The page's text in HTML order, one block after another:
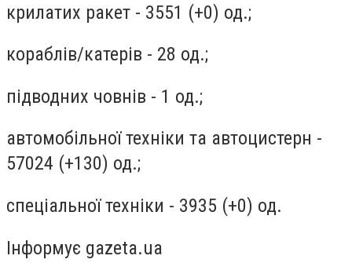
крилатих ракет - 3551 (+0) од.;
кораблів/катерів - 28 од.;
підводних човнів - 1 од.;
автомобільної техніки та автоцистерн -
57024 (+130) од.;
спеціальної техніки - 3935 (+0) од.
Інформує gazeta.ua